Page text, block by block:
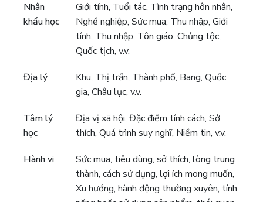
Nhân
khẩu học
Giới tính, Tuổi tác, Tình trạng hôn nhân,
Nghề nghiệp, Sức mua, Thu nhập, Giới
tính, Thu nhập, Tôn giáo, Chủng tộc,
Quốc tịch, v.v.
Địa lý
Khu, Thị trấn, Thành phố, Bang, Quốc
gia, Châu lục, v.v.
Tâm lý
học
Địa vị xã hội, Đặc điểm tính cách, Sở
thích, Quá trình suy nghĩ, Niềm tin, v.v.
Hành vi
Sức mua, tiêu dùng, sở thích, lòng trung
thành, cách sử dụng, lợi ích mong muốn,
Xu hướng, hành động thường xuyên, tính